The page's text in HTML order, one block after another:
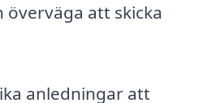
att skicka
anledningar att